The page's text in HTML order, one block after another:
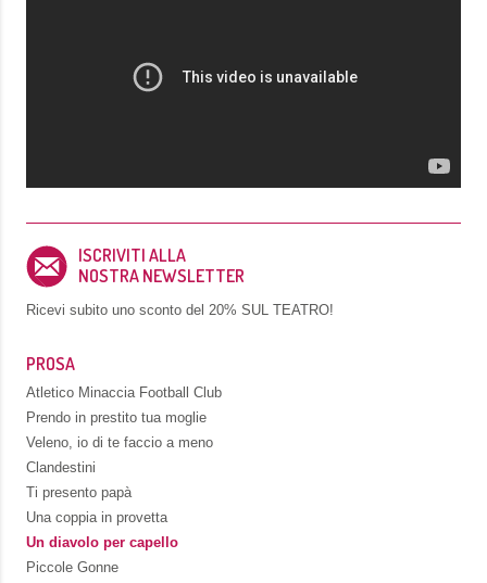
ISCRIVITI ALLA
NOSTRA NEWSLETTER
Ricevi subito uno sconto del 20% SUL TEATRO!
PROSA
Atletico Minaccia Football Club
Prendo in prestito tua moglie
Veleno, io di te faccio a meno
Clandestini
Ti presento papà
Una coppia in provetta
Un diavolo per capello
Piccole Gonne